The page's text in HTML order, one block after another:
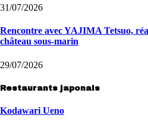
31/07/2026
Rencontre avec YAJIMA Tetsuo,
château sous-marin
29/07/2026
Restaurants japonais
Kodawari Ueno